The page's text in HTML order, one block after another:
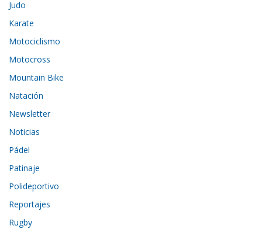
Judo
Karate
Motociclismo
Motocross
Mountain Bike
Natación
Newsletter
Noticias
Pádel
Patinaje
Polideportivo
Reportajes
Rugby